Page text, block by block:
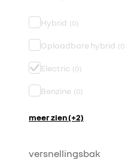
Hybrid (0)
Oplaadbare hybrid (0
Electric (0)
Benzine (0)
meer zien (+2)
versnellingsbak